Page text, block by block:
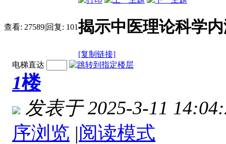
查看: 27589|回复: 101揭示中医理论科学
[复制链接]
电梯直达
1楼
发表于 2025-3-11
序浏览 |阅读模式